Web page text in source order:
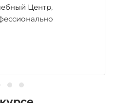
Центр,